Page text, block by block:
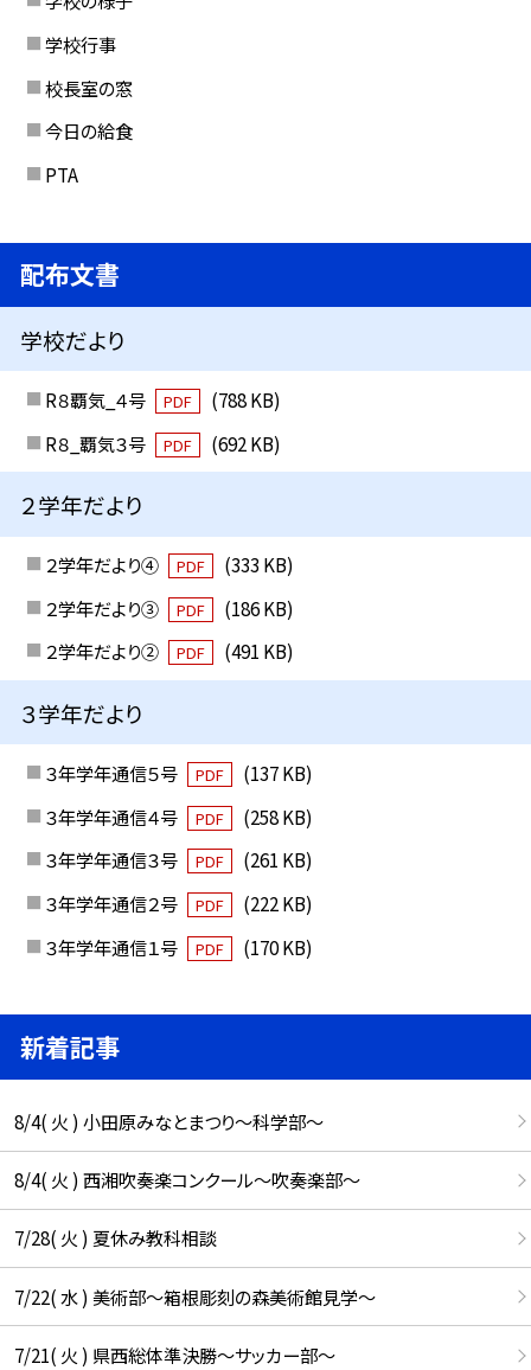
学校行事
校長室の窓
今日の給食
PTA
配布文書
学校だより
R８覇気_４号 PDF
(788 KB)
R８_覇気３号
PDF (692 KB)
２学年だより
２学年だより④ PDF
(333 KB)
２学年だより③
PDF
(186 KB)
２学年だより②
PDF (491 KB)
３学年だより
３年学年通信５号 PDF
(137 KB)
３年学年通信４号
PDF
(258 KB)
３年学年通信３号
PDF
(261 KB)
３年学年通信２号
PDF
(222 KB)
３年学年通信１号
PDF (170 KB)
新着記事
8/4( 火 ) 小田原みなとまつり～科学部～
8/4( 火 ) 西湘吹奏楽コンクール～吹奏楽部～
7/28( 火 ) 夏休み教科相談
7/22( 水 ) 美術部～箱根彫刻の森美術館見学～
7/21( 火 ) 県西総体準決勝～サッカー部～